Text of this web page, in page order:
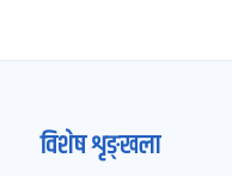
विशेष शृङ्खला